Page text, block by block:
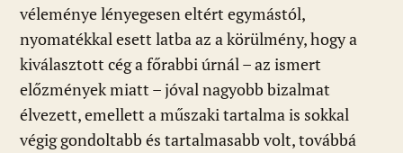
véleménye lényegesen eltért egymástól,
nyomatékkal esett latba az a körülmény, hogy a
kiválasztott cég a főrabbi úrnál – az ismert
előzmények miatt – jóval nagyobb bizalmat
élvezett, emellett a műszaki tartalma is sokkal
végig gondoltabb és tartalmasabb volt, továbbá